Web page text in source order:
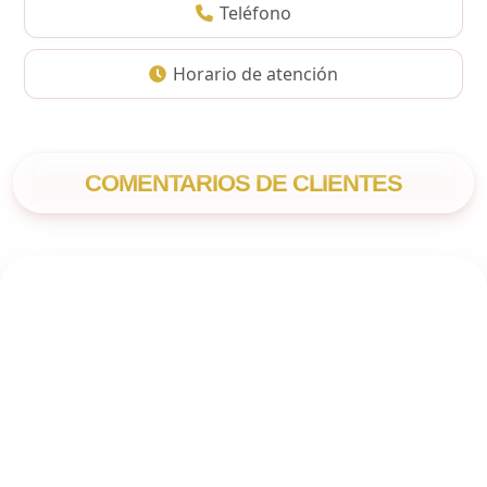
Teléfono
Horario de atención
COMENTARIOS DE CLIENTES